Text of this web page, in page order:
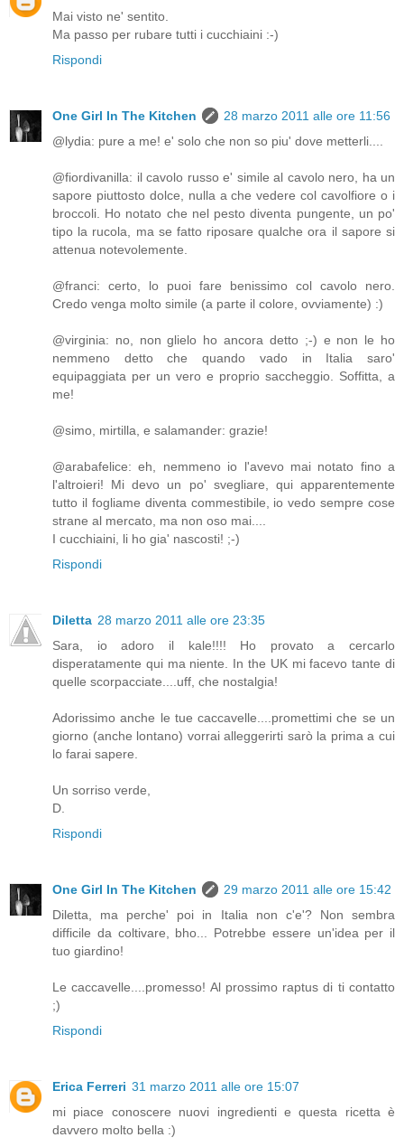
Mai visto ne' sentito.
Ma passo per rubare tutti i cucchiaini :-)
Rispondi
One Girl In The Kitchen
28 marzo 2011 alle ore 11:56
@lydia: pure a me! e' solo che non so piu' dove metterli....
@fiordivanilla: il cavolo russo e' simile al cavolo nero, ha un
sapore piuttosto dolce, nulla a che vedere col cavolfiore o i
broccoli. Ho notato che nel pesto diventa pungente, un po'
tipo la rucola, ma se fatto riposare qualche ora il sapore si
attenua notevolemente.
@franci: certo, lo puoi fare benissimo col cavolo nero.
Credo venga molto simile (a parte il colore, ovviamente) :)
@virginia: no, non glielo ho ancora detto ;-) e non le ho
nemmeno detto che quando vado in Italia saro'
equipaggiata per un vero e proprio saccheggio. Soffitta, a
me!
@simo, mirtilla, e salamander: grazie!
@arabafelice: eh, nemmeno io l'avevo mai notato fino a
l'altroieri! Mi devo un po' svegliare, qui apparentemente
tutto il fogliame diventa commestibile, io vedo sempre cose
strane al mercato, ma non oso mai....
I cucchiaini, li ho gia' nascosti! ;-)
Rispondi
Diletta 28 marzo 2011 alle ore 23:35
Sara, io adoro il kale!!!! Ho provato a cercarlo
disperatamente qui ma niente. In the UK mi facevo tante di
quelle scorpacciate....uff, che nostalgia!
Adorissimo anche le tue caccavelle....promettimi che se un
giorno (anche lontano) vorrai alleggerirti sarò la prima a cui
lo farai sapere.
Un sorriso verde,
D.
Rispondi
One Girl In The Kitchen
29 marzo 2011 alle ore 15:42
Diletta, ma perche' poi in Italia non c'e'? Non sembra
difficile da coltivare, bho... Potrebbe essere un'idea per il
tuo giardino!
Le caccavelle....promesso! Al prossimo raptus di ti contatto
;)
Rispondi
Erica Ferreri 31 marzo 2011 alle ore 15:07
mi piace conoscere nuovi ingredienti e questa ricetta è
davvero molto bella :)